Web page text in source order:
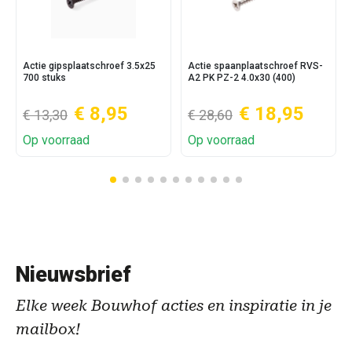
Actie gipsplaatschroef 3.5x25
700 stuks
€ 13,30 € 8,95
Op voorraad
Actie spaanplaatschroef RVS-
A2 PK PZ-2 4.0x30 (400)
€ 28,60 € 18,95
Op voorraad
Nieuwsbrief
Elke week Bouwhof acties en inspiratie in je
mailbox!